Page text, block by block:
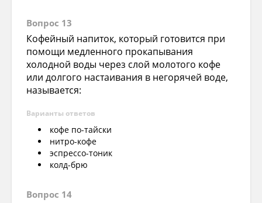
Вопрос 13
Кофейный напиток, который готовится при
помощи медленного прокапывания
холодной воды через слой молотого кофе
или долгого настаивания в негорячей воде,
называется:
Варианты ответов
кофе по-тайски
нитро-кофе
эспрессо-тоник
колд-брю
Вопрос 14